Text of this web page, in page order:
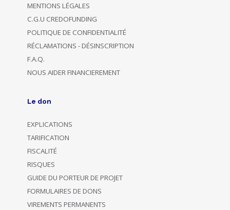
MENTIONS LÉGALES
C.G.U CREDOFUNDING
POLITIQUE DE CONFIDENTIALITÉ
RÉCLAMATIONS - DÉSINSCRIPTION
F.A.Q.
NOUS AIDER FINANCIEREMENT
Le don
EXPLICATIONS
TARIFICATION
FISCALITÉ
RISQUES
GUIDE DU PORTEUR DE PROJET
FORMULAIRES DE DONS
VIREMENTS PERMANENTS